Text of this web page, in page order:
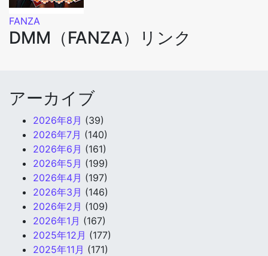
FANZA
DMM（FANZA）リンク
アーカイブ
2026年8月 (39)
2026年7月 (140)
2026年6月 (161)
2026年5月 (199)
2026年4月 (197)
2026年3月 (146)
2026年2月 (109)
2026年1月 (167)
2025年12月 (177)
2025年11月 (171)